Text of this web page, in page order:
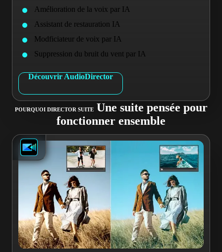
Amélioration de la voix par IA
Assistant de restauration IA
Modficiateur de voix par IA
Suppression du bruit du vent par IA
Découvrir AudioDirector
POURQUOI DIRECTOR SUITEUne suite pensée pour
fonctionner ensemble